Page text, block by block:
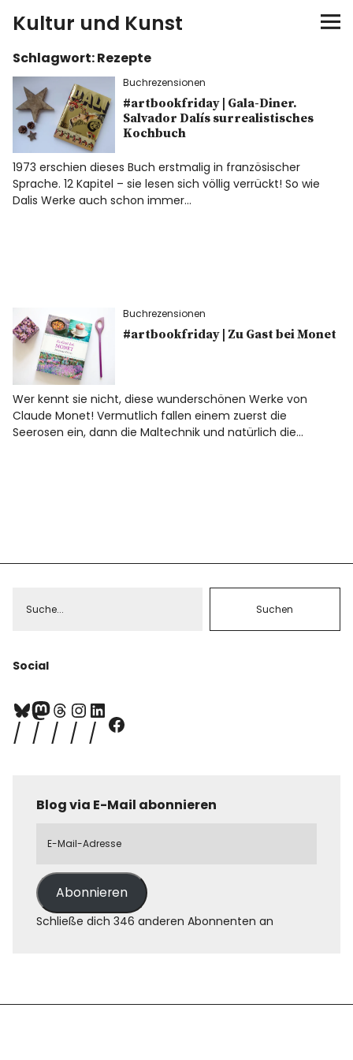
Kultur und Kunst
kultur & kunst
Ausstellungen
Spiele
Konzerte
Über mich
Schlagwort:Rezepte
Buchrezensionen
#artbookfriday | Gala-Diner.
Salvador Dalís surrealistisches
Kochbuch
1973 erschien dieses Buch erstmalig in französischer
Sprache. 12 Kapitel – sie lesen sich völlig verrückt! So wie
Dalis Werke auch schon immer…
Buchrezensionen
#artbookfriday | Zu Gast bei Monet
Wer kennt sie nicht, diese wunderschönen Werke von
Claude Monet! Vermutlich fallen einem zuerst die
Seerosen ein, dann die Maltechnik und natürlich die…
Social
Blog via E-Mail abonnieren
Abonnieren
Schließe dich 346 anderen Abonnenten an